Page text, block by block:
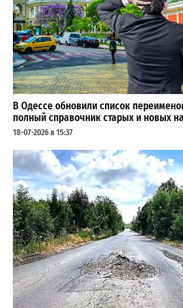
В Одессе обновили список
полный справочник старых и новых
18-07-2026 в 15:37